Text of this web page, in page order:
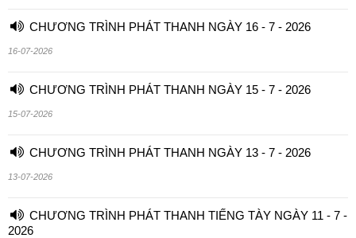
CHƯƠNG TRÌNH PHÁT THANH NGÀY 16 - 7 - 2026
16-07-2026
CHƯƠNG TRÌNH PHÁT THANH NGÀY 15 - 7 - 2026
15-07-2026
CHƯƠNG TRÌNH PHÁT THANH NGÀY 13 - 7 - 2026
13-07-2026
CHƯƠNG TRÌNH PHÁT THANH TIẾNG TÀY NGÀY 11 - 7 -
2026